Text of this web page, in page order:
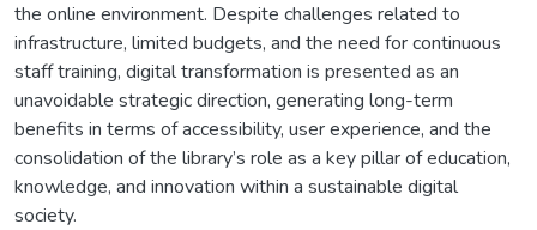
the online environment. Despite challenges related to
infrastructure, limited budgets, and the need for continuous
staff training, digital transformation is presented as an
unavoidable strategic direction, generating long-term
benefits in terms of accessibility, user experience, and the
consolidation of the library’s role as a key pillar of education,
knowledge, and innovation within a sustainable digital
society.